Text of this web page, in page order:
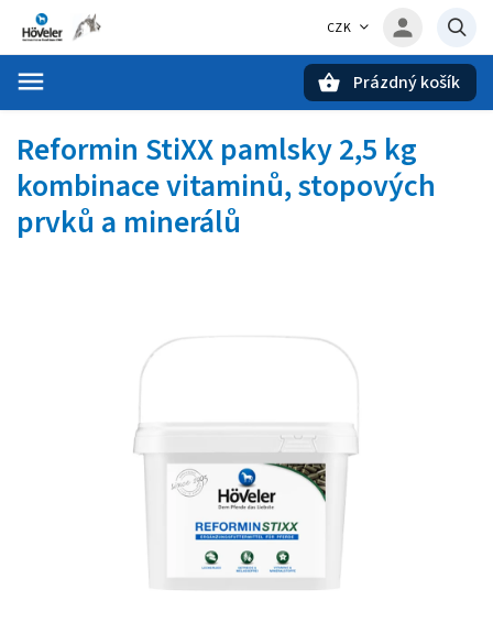
CZK
Prázdný košík
Reformin StiXX pamlsky 2,5 kg
kombinace vitaminů, stopových
prvků a minerálů